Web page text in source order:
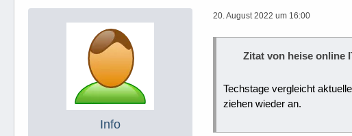
Info
20. August 2022 um 16:00
Zitat von heise online
Techstage vergleicht
ziehen wieder an.